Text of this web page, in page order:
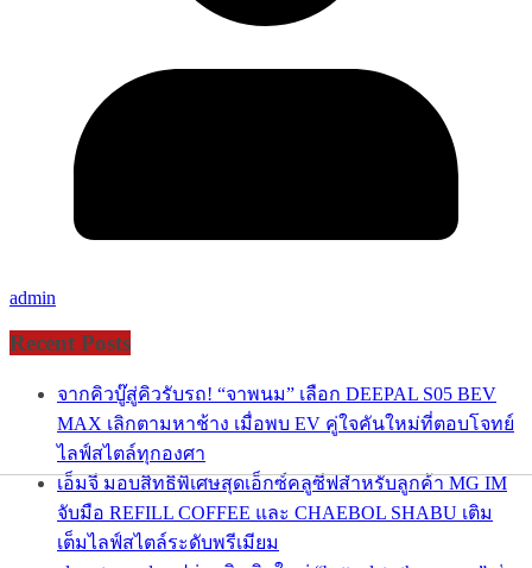
admin
Recent Posts
จากคิวบู๊สู่คิวรับรถ! “จาพนม” เลือก DEEPAL S05 BEV
MAX เลิกตามหาช้าง เมื่อพบ EV คู่ใจคันใหม่ที่ตอบโจทย์
ไลฟ์สไตล์ทุกองศา
เอ็มจี มอบสิทธิพิเศษสุดเอ็กซ์คลูซีฟสำหรับลูกค้า MG IM
จับมือ REFILL COFFEE และ CHAEBOL SHABU เติม
เต็มไลฟ์สไตล์ระดับพรีเมียม